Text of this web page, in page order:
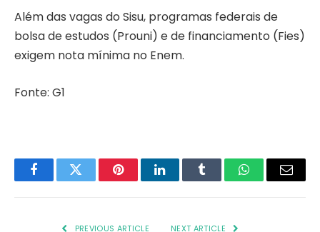
Além das vagas do Sisu, programas federais de
bolsa de estudos (Prouni) e de financiamento (Fies)
exigem nota mínima no Enem.
Fonte: G1
FacebookTwitter PinterestLinkedInTumblr WhatsAppEmail
PREVIOUS ARTICLE NEXT ARTICLE